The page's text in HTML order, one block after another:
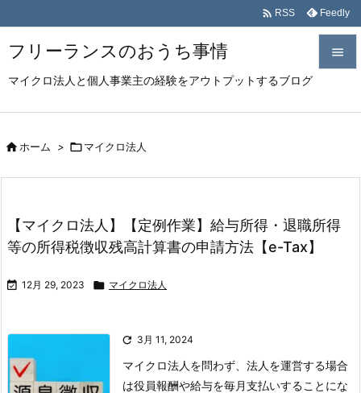
フリーランスのおうち事情
マイクロ法人と個人事業主の経験をアウトプットするブログ

次へ
 RSS Feedly
ホーム > マイクロ法人
【マイクロ法人】【定例作業】給与所得・退職所得
等の所得税徴収残高計算書の申請方法【e-Tax】
 12月 29, 2023  マイクロ法人
 3月 11, 2024
マイクロ法人を問わず、法人を運営する場合
は役員報酬や給与を毎月支払いすることにな